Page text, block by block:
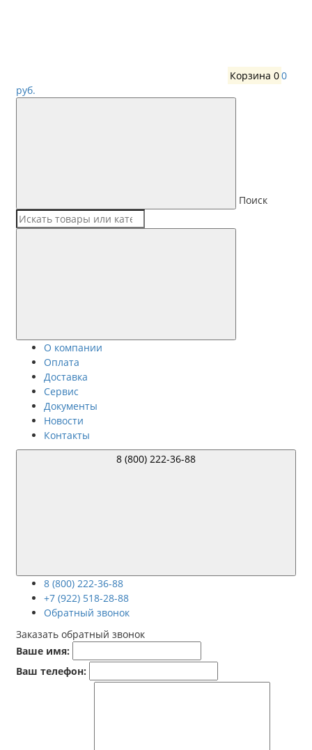
Корзина 00
руб.
Поиск
О компании
Оплата
Доставка
Сервис
Документы
Новости
Контакты
8 (800) 222-36-88
+7 (922) 518-28-88
Обратный звонок
Заказать обратный звонок
Ваше имя:
Ваш телефон: